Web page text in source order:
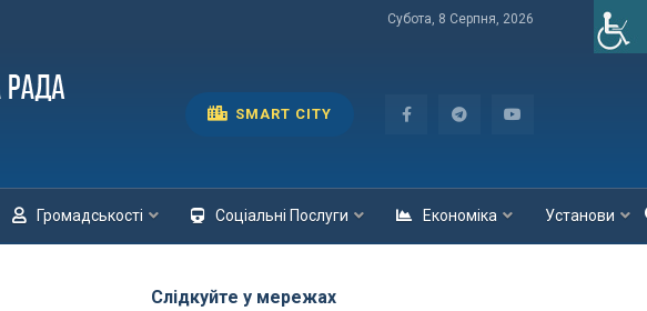
Субота, 8 Серпня, 2026
SMART CITY
Громадськості Соціальні Послуги Економіка Установи
Слідкуйте у мережах